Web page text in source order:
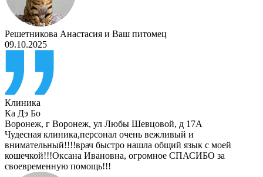
Решетникова Анастасия и Ваш питомец
09.10.2025
Клиника
Ка Дэ Бо
Воронеж, г Воронеж, ул Любы Шевцовой, д 17А
Чудесная клиника,персонал очень вежливый и
внимательный!!!!врач быстро нашла общий язык с моей
кошечкой!!!Оксана Ивановна, огромное СПАСИБО за
своевременную помощь!!!